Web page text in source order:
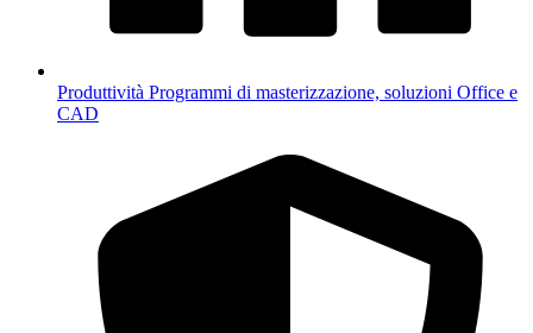
Produttività Programmi di masterizzazione, soluzioni Office e
CAD